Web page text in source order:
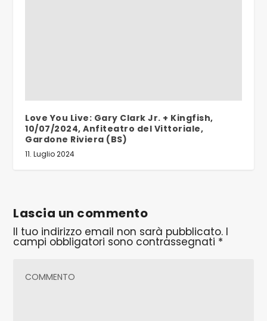
Love You Live: Gary Clark Jr. + Kingfish,
10/07/2024, Anfiteatro del Vittoriale,
Gardone Riviera (BS)
11. Luglio 2024
Lascia un commento
Il tuo indirizzo email non sarà pubblicato. I
campi obbligatori sono contrassegnati *